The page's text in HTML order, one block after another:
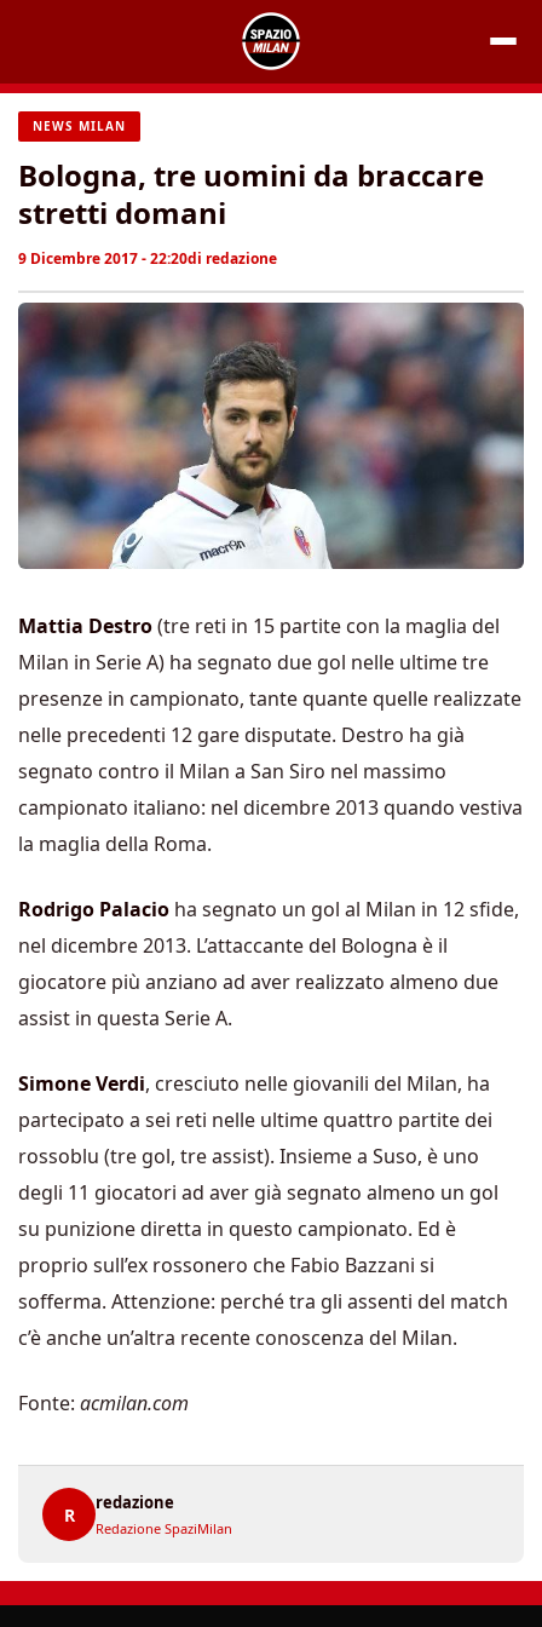
contenuto
NEWS MILAN
Bologna, tre uomini da braccare
stretti domani
9 Dicembre 2017 - 22:20di redazione
Mattia Destro(tre reti in 15 partite con la maglia del
Milan in Serie A) ha segnato due gol nelle ultime tre
presenze in campionato, tante quante quelle realizzate
nelle precedenti 12 gare disputate. Destro ha già
segnato contro il Milan a San Siro nel massimo
campionato italiano: nel dicembre 2013 quando vestiva
la maglia della Roma.
Rodrigo Palacio ha segnato un gol al Milan in 12 sfide,
nel dicembre 2013. L’attaccante del Bologna è il
giocatore più anziano ad aver realizzato almeno due
assist in questa Serie A.
Simone Verdi, cresciuto nelle giovanili del Milan, ha
partecipato a sei reti nelle ultime quattro partite dei
rossoblu (tre gol, tre assist). Insieme a Suso, è uno
degli 11 giocatori ad aver già segnato almeno un gol
su punizione diretta in questo campionato. Ed è
proprio sull’ex rossonero che Fabio Bazzani si
sofferma. Attenzione: perché tra gli assenti del match
c’è anche un’altra recente conoscenza del Milan.
Fonte: acmilan.com
R
redazione
Redazione SpaziMilan